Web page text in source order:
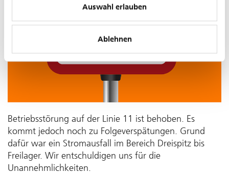
Auswahl erlauben
Ablehnen
Betriebsstörung auf der Linie 11 ist behoben. Es
kommt jedoch noch zu Folgeverspätungen. Grund
dafür war ein Stromausfall im Bereich Dreispitz bis
Freilager. Wir entschuldigen uns für die
Unannehmlichkeiten.